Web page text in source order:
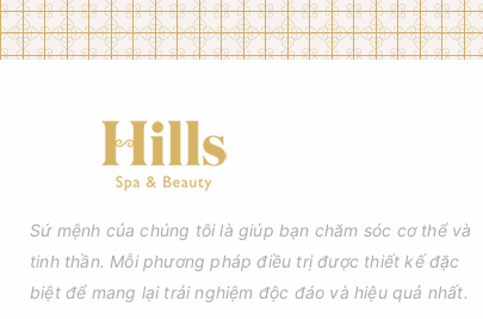
Sứ mệnh của chúng tôi là giúp bạn chăm sóc cơ thể và
tinh thần. Mỗi phương pháp điều trị được thiết kế đặc
biệt để mang lại trải nghiệm độc đáo và hiệu quả nhất.